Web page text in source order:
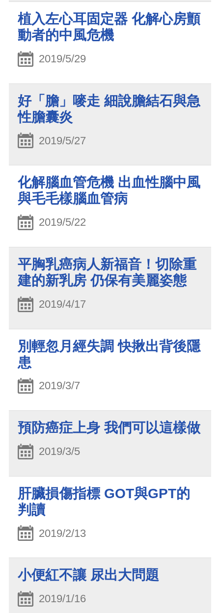
植入左心耳固定器 化解心房顫
動者的中風危機
2019/5/29
好「膽」嘜走 細說膽結石與急
性膽囊炎
2019/5/27
化解腦血管危機 出血性腦中風
與毛毛樣腦血管病
2019/5/22
平胸乳癌病人新福音！切除重
建的新乳房 仍保有美麗姿態
2019/4/17
別輕忽月經失調 快揪出背後隱
患
2019/3/7
預防癌症上身 我們可以這樣做
2019/3/5
肝臟損傷指標 GOT與GPT的
判讀
2019/2/13
小便紅不讓 尿出大問題
2019/1/16